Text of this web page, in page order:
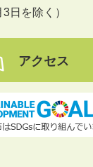
日を除く）
アクセス